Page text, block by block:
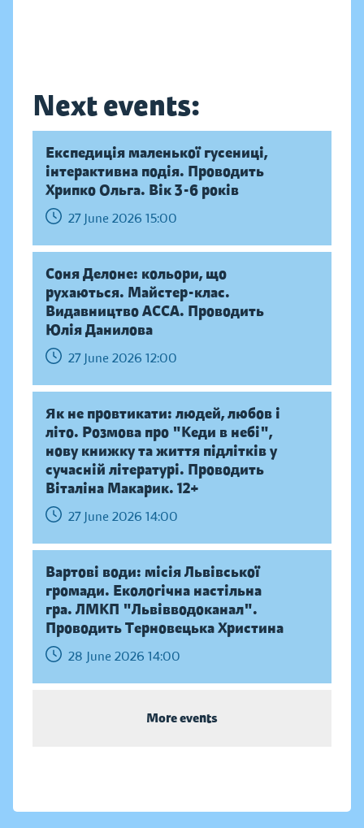
Next events:
Експедиція маленької гусениці,
інтерактивна подія. Проводить
Хрипко Ольга. Вік 3-6 років
27 June 2026 15:00
Соня Делоне: кольори, що
рухаються. Майстер-клас.
Видавництво АССА. Проводить
Юлія Данилова
27 June 2026 12:00
Як не провтикати: людей, любов і
літо. Розмова про "Кеди в небі",
нову книжку та життя підлітків у
сучасній літературі. Проводить
Віталіна Макарик. 12+
27 June 2026 14:00
Вартові води: місія Львівської
громади. Екологічна настільна
гра. ЛМКП "Львівводоканал".
Проводить Терновецька Христина
28 June 2026 14:00
More events